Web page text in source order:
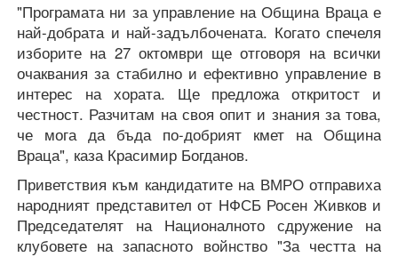
"Програмата ни за управление на Община Враца е
най-добрата и най-задълбочената. Когато спечеля
изборите на 27 октомври ще отговоря на всички
очаквания за стабилно и ефективно управление в
интерес на хората. Ще предложа откритост и
честност. Разчитам на своя опит и знания за това,
че мога да бъда по-добрият кмет на Община
Враца", каза Красимир Богданов.
Приветствия към кандидатите на ВМРО отправиха
народният представител от НФСБ Росен Живков и
Председателят на Националното сдружение на
клубовете на запасното войнство "За честта на